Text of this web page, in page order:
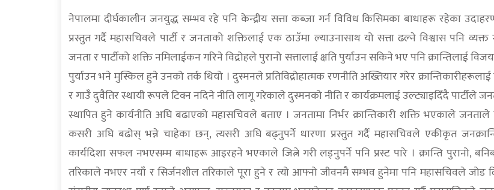
नेपालमा दीर्घकालीन जनयुद्ध सम्भव रहे पनि केन्द्रीय सत्ता कब्जा गर्न विविध किसिमका बाधाहरू रहेका
प्रस्तुत गर्दै महासचिवले पार्टी र जनताको शक्तिलाई एक ठाउँमा ल्याउनासाथ यो सत्ता ढल्ने विश्वास पनि व्यक्त
जनता र पार्टीको शक्ति नमिलाईकन गरिने विद्रोहले पुरानो सत्तालाई क्षति पुर्याउन सकिने भए पनि क्रान्तिलाई
पुर्याउन भने मुस्किल हुने उनको तर्क थियो । दुस्मनले प्रतिविद्रोहात्मक रणनीति अख्तियार गरेर
र गाउँ दुवैतिर स्थायी रूपले टिक्न नदिने नीति लागू गरेकाले दुस्मनको नीति र कार्यक्रमलाई उल्ट्याइदिँदै पार्टीले
स्थापित हुने कार्यनीति अघि बढाएको महासचिवले बताए । जनतामा निर्भर क्रान्तिकारी शक्ति भएकाले जनताले
कसरी अघि बढोस् भन्ने चाहेका छन्, त्यसरी अघि बढ्नुपर्ने धारणा प्रस्तुत गर्दै महासचिवले एकीकृत
कार्यदिशा सफल नभएसम्म बाधाहरू आइरहने भएकाले जित्ने गरी लड्नुपर्ने पनि प्रस्ट पारे । क्रान्ति पुरानो,
तरिकाले नभएर नयाँ र सिर्जनशील तरिकाले पूरा हुने र त्यो आफ्नो जीवनमै सम्भव हुनेमा पनि महासचिवले जोड